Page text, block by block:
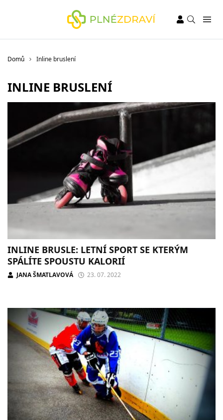
Domů Inline bruslení
INLINE BRUSLENÍ
INLINE BRUSLE: LETNÍ SPORT SE KTERÝM
SPÁLÍTE SPOUSTU KALORIÍ
JANA ŠMATLAVOVÁ 23. 07. 2022